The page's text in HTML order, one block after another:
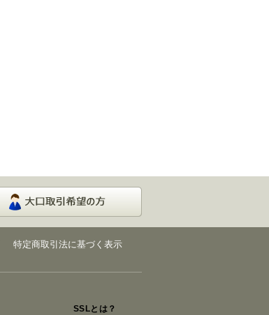
特定商取引法に基づく表示
SSLとは？